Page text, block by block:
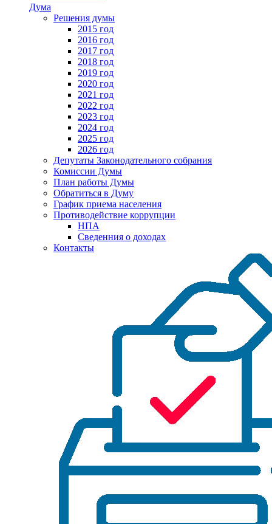
Дума
Решения думы
2015 год
2016 год
2017 год
2018 год
2019 год
2020 год
2021 год
2022 год
2023 год
2024 год
2025 год
2026 год
Депутаты Законодательного собрания
Комиссии Думы
План работы Думы
Обратиться в Думу
График приема населения
Противодействие коррупции
НПА
Сведенния о доходах
Контакты